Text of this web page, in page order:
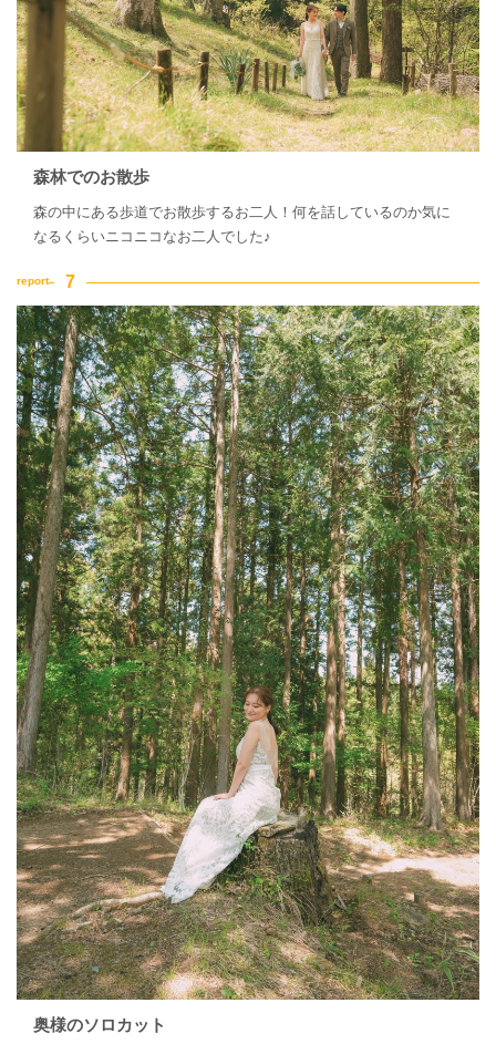
森林でのお散歩
森の中にある歩道でお散歩するお二人！何を話しているのか気に
なるくらいニコニコなお二人でした♪
奥様のソロカット